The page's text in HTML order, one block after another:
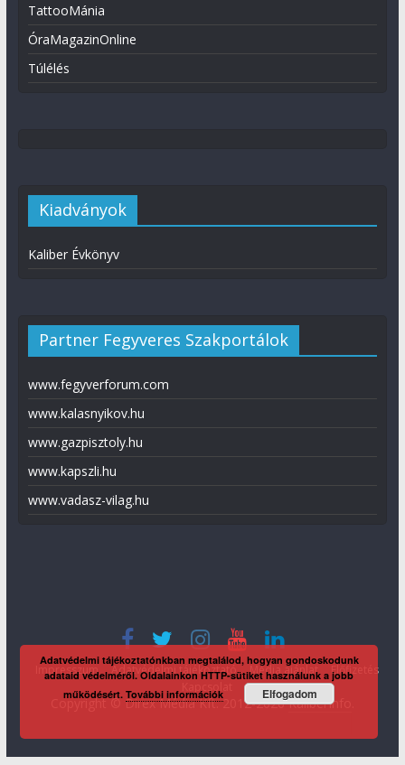
TattooMánia
ÓraMagazinOnline
Túlélés
Kiadványok
Kaliber Évkönyv
Partner Fegyveres Szakportálok
www.fegyverforum.com
www.kalasnyikov.hu
www.gazpisztoly.hu
www.kapszli.hu
www.vadasz-vilag.hu
Impresszum Adatvédelmi tájékoztató Média ajánlat
Előfizetés
Copyright © Direx Média Kft. 2012-2026KaliberInfo
Adatvédelmi tájékoztatónkban megtalálod, hogyan gondoskodunk
adataid védelméről. Oldalainkon HTTP-sütiket használunk a jobb
működésért.További információk Elfogadom